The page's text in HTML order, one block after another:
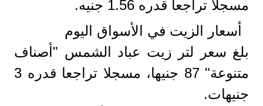
مسجلا تراجعا قدره 1.56 جنيه.
أسعار الزيت في الأسواق اليوم
بلغ سعر لتر زيت عباد الشمس "أصناف
متنوعة" 87 جنيها، مسجلا تراجعا قدره 3
جنيهات.